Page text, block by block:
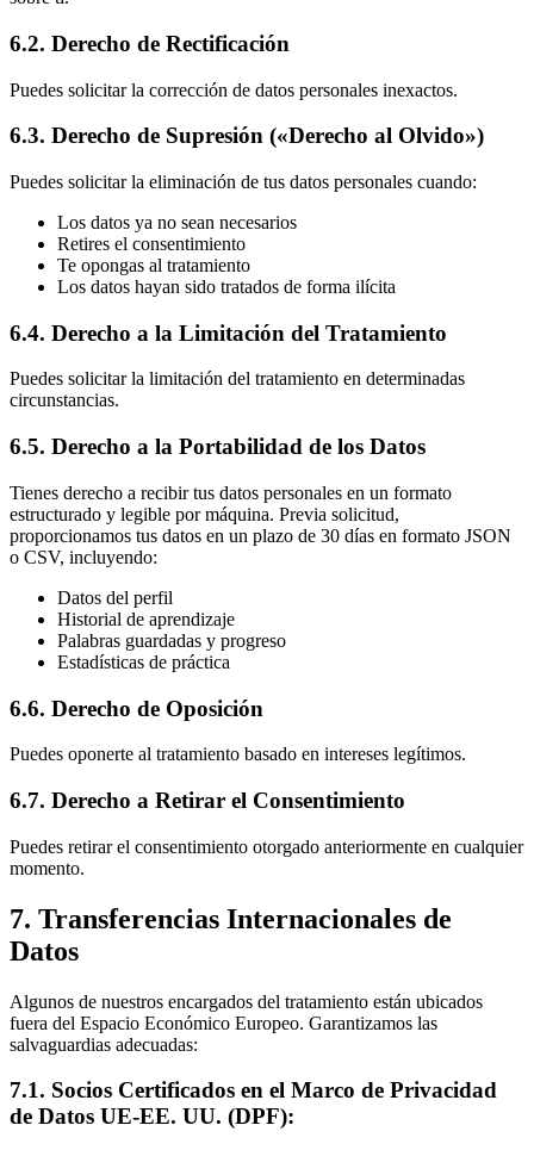
6.2. Derecho de Rectificación
Puedes solicitar la corrección de datos personales inexactos.
6.3. Derecho de Supresión («Derecho al Olvido»)
Puedes solicitar la eliminación de tus datos personales cuando:
Los datos ya no sean necesarios
Retires el consentimiento
Te opongas al tratamiento
Los datos hayan sido tratados de forma ilícita
6.4. Derecho a la Limitación del Tratamiento
Puedes solicitar la limitación del tratamiento en determinadas
circunstancias.
6.5. Derecho a la Portabilidad de los Datos
Tienes derecho a recibir tus datos personales en un formato
estructurado y legible por máquina. Previa solicitud,
proporcionamos tus datos en un plazo de 30 días en formato JSON
o CSV, incluyendo:
Datos del perfil
Historial de aprendizaje
Palabras guardadas y progreso
Estadísticas de práctica
6.6. Derecho de Oposición
Puedes oponerte al tratamiento basado en intereses legítimos.
6.7. Derecho a Retirar el Consentimiento
Puedes retirar el consentimiento otorgado anteriormente en cualquier
momento.
7. Transferencias Internacionales de
Datos
Algunos de nuestros encargados del tratamiento están ubicados
fuera del Espacio Económico Europeo. Garantizamos las
salvaguardias adecuadas:
7.1. Socios Certificados en el Marco de Privacidad
de Datos UE-EE. UU. (DPF):